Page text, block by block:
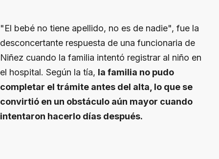
"El bebé no tiene apellido, no es de nadie", fue la
desconcertante respuesta de una funcionaria de
Niñez cuando la familia intentó registrar al niño en
el hospital. Según la tía, la familia no pudo
completar el trámite antes del alta, lo que se
convirtió en un obstáculo aún mayor cuando
intentaron hacerlo días después.